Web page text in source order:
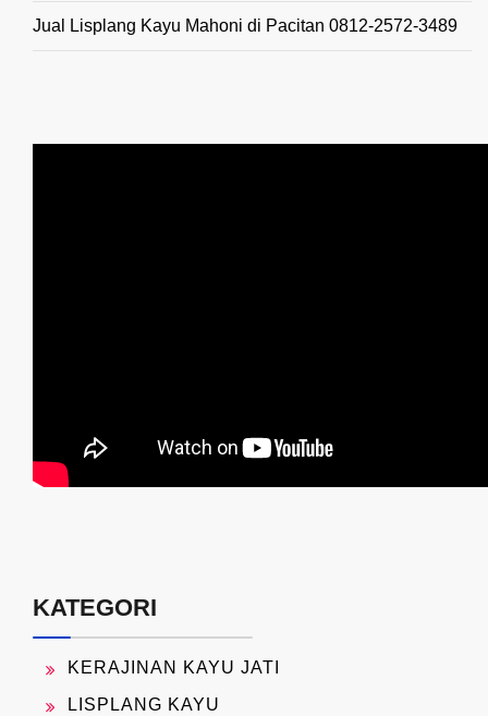
Jual Lisplang Kayu Mahoni di Pacitan 0812-2572-3489
KATEGORI
KERAJINAN KAYU JATI
LISPLANG KAYU